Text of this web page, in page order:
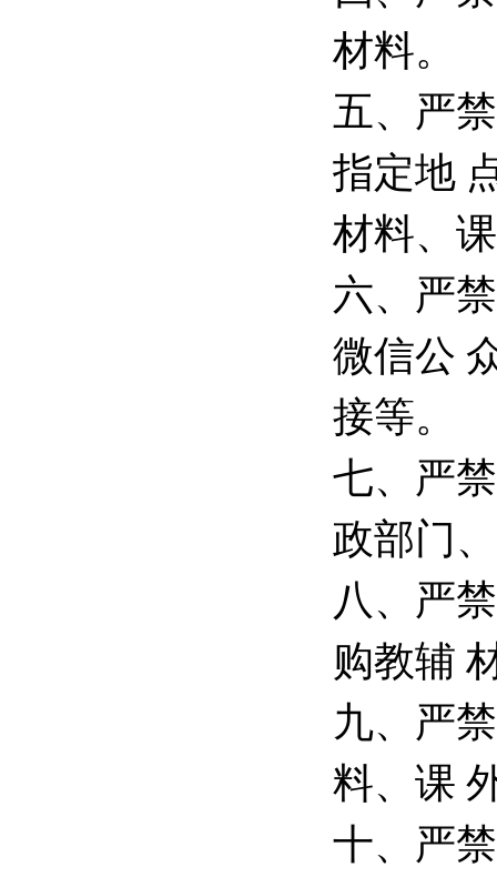
材料。
五、严
指定地
材料、
六、严
微信公
接等。
七、严
政部门
八、严
购教辅
九、严
料、课
十、严